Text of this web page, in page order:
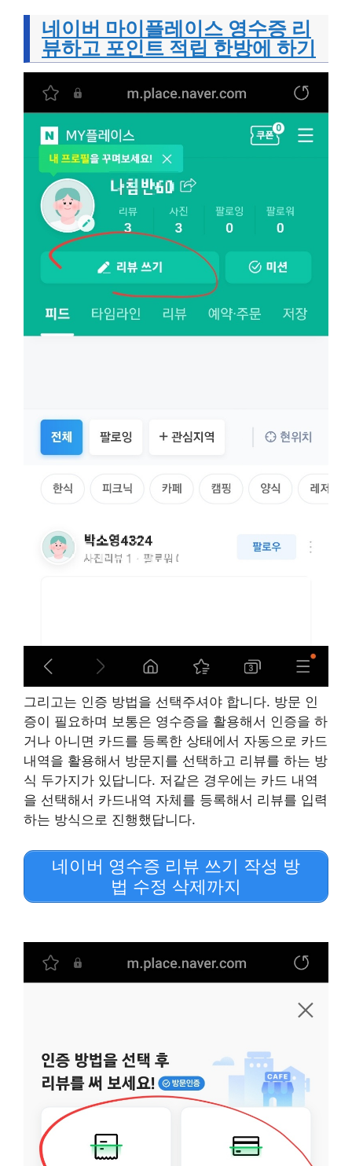
네이버 마이플레이스 영수증 리
뷰하고 포인트 적립 한방에 하기
그리고는 인증 방법을 선택주셔야 합니다. 방문 인
증이 필요하며 보통은 영수증을 활용해서 인증을 하
거나 아니면 카드를 등록한 상태에서 자동으로 카드
내역을 활용해서 방문지를 선택하고 리뷰를 하는 방
식 두가지가 있답니다. 저같은 경우에는 카드 내역
을 선택해서 카드내역 자체를 등록해서 리뷰를 입력
하는 방식으로 진행했답니다.
네이버 영수증 리뷰 쓰기 작성 방
법 수정 삭제까지